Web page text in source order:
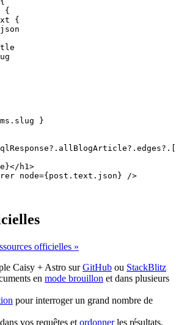
{
{
json
. slug }
?. allBlogArticle?. edges?.
}</ h1>
node={ post . text . json } />
officielles »
Caisy + Astro surGitHub ou StackBlitz
en mode brouillon et dans plusieurs
pour interroger un grand nombre de
dans vos requêtes et ordonnerles résultats.